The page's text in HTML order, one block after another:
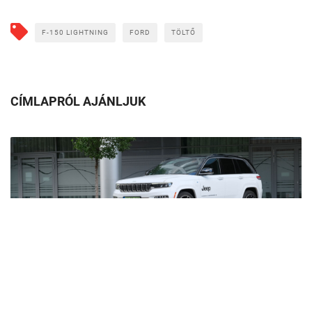
F-150 LIGHTNING FORD TÖLTŐ
CÍMLAPRÓL AJÁNLJUK